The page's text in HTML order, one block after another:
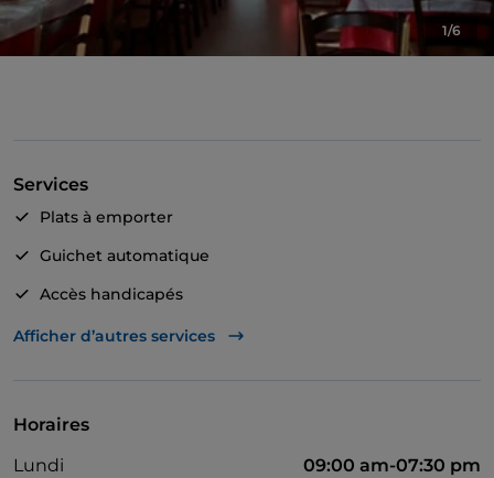
1/6
Services
Plats à emporter
Guichet automatique
Accès handicapés
Mastercard
Afficher d’autres services
Horaires
Lundi
09:00 am-07:30 pm